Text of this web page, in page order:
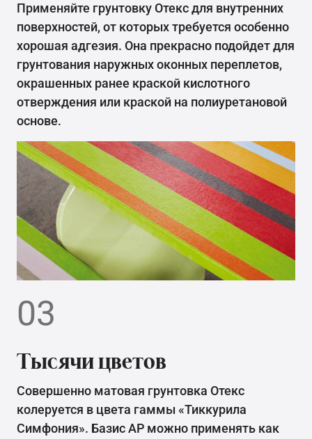
Применяйте грунтовку Отекс для внутренних
поверхностей, от которых требуется особенно
хорошая адгезия. Она прекрасно подойдет для
грунтования наружных оконных переплетов,
окрашенных ранее краской кислотного
отверждения или краской на полиуретановой
основе.
03
Тысячи цветов
Совершенно матовая грунтовка Отекс
колеруется в цвета гаммы «Тиккурила
Симфония». Базис АР можно применять как